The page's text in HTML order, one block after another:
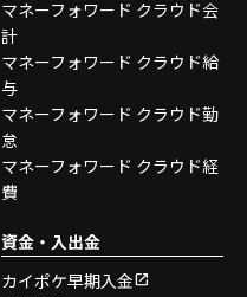
マネーフォワード クラウド会
計
マネーフォワード クラウド給
与
マネーフォワード クラウド勤
怠
マネーフォワード クラウド経
費
資金・入出金
カイポケ早期入金